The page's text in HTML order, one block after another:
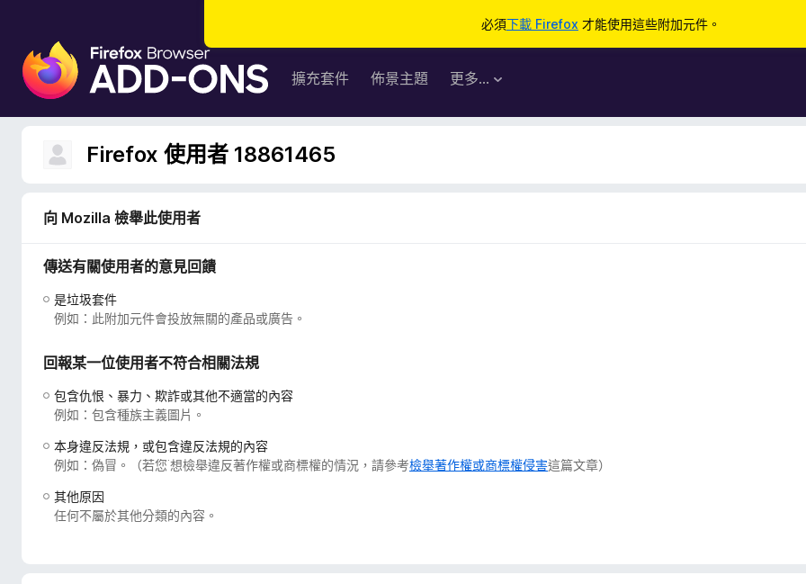
必須下載 Firefox 才能使用這些附加元件。
F
i
e
擴充套件 佈景主題 更多…
Firefox 使用者 18861465
向 Mozilla 檢舉此使用者
傳送有關使用者的意見回饋
是垃圾套件
例如：此附加元件會投放無關的產品或廣告。
回報某一位使用者不符合相關法規
包含仇恨、暴力、欺詐或其他不適當的內容
例如：包含種族主義圖片。
本身違反法規，或包含違反法規的內容
例如：偽冒。（若您˙想檢舉違反著作權或商標權的情況，請參考檢舉著作權或商標權侵害這篇文章）
其他原因
任何不屬於其他分類的內容。